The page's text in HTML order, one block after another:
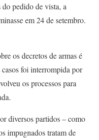
pedido de vista, a
em 24 de setembro.
os decretos de armas é
foi interrompida por
os processos para
diversos partidos – como
impugnados tratam de